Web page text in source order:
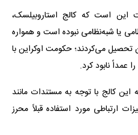
است که کالج استاروبیلسک،
یا شبه‌نظامی نبوده است و همواره
تحصیل می‌کردند؛ حکومت اوکراین با
عمداً نابود کرد.
کالج با توجه به مستندات مانند
ارتباطی مورد استفاده قبلاً محرز